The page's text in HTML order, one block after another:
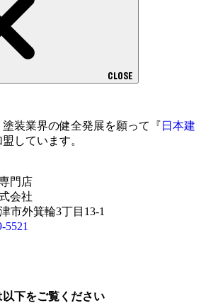
CLOSE
装業界の健全発展を願って『 日本建
盟しています。
門店
会社
市外箕輪3丁目13-1
5521
下をご覧ください